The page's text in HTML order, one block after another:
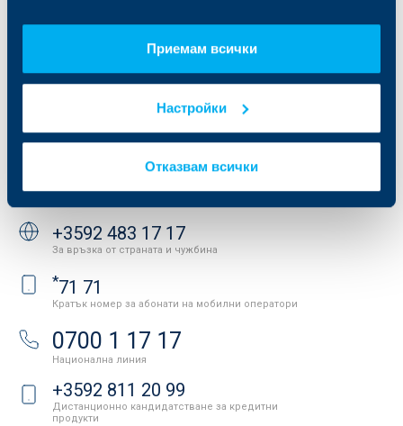
Приемам всички
Настройки
Отказвам всички
Тарифи и общи условия
Кариери
Вашето мнение
Продажба на имоти
Бисквитки
Защита на личните данни
API портал за разработчици
Свържете се с нас
+3592 483 17 17
За връзка от страната и чужбина
*71 71
Кратък номер за абонати на мобилни оператори
0700 1 17 17
Национална линия
+3592 811 20 99
Дистанционно кандидатстване за кредитни
продукти